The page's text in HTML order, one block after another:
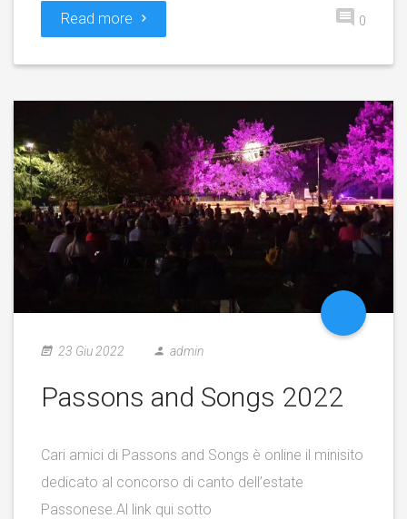
Read more 0
23 Giu 2022 admin
Passons and Songs 2022
Cari amici di Passons and Songs è online il minisito
dedicato al concorso di canto dell’estate
Passonese.Al link qui sotto